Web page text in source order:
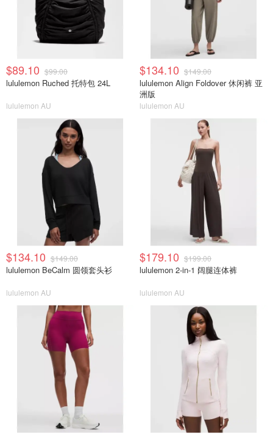
$89.10 $99.00
lululemon Ruched 托特包 24L
lululemon AU
$134.10 $149.00
lululemon Align Foldover 休闲裤 亚
洲版
lululemon AU
$134.10 $149.00
lululemon BeCalm 圆领套头衫
lululemon AU
$179.10 $199.00
lululemon 2-in-1 阔腿连体裤
lululemon AU